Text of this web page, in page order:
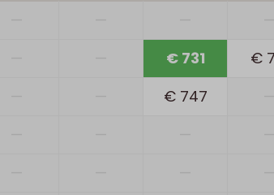
€ 731 €
€ 747